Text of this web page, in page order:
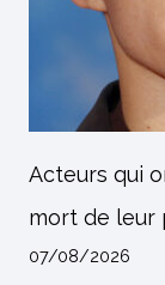
Acteurs qui
mort de leur
07/08/2026